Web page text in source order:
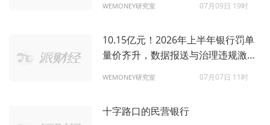
WEMONEY研究室 07月09日 19时
10.15亿元！2026年上半年银行罚单
量价齐升，数据报送与治理违规激增
WEMONEY研究室 07月07日 11时
十字路口的民营银行